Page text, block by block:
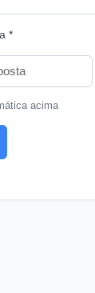
*
acima